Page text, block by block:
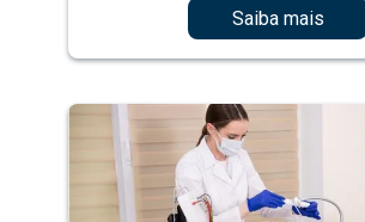
Saiba mais